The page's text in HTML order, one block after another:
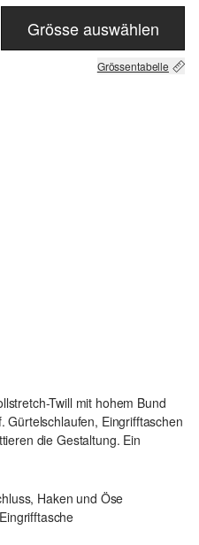
Grösse auswählen
Grössentabelle
Twill mit hohem Bund
Gürtelschlaufen, Eingrifftaschen
die Gestaltung. Ein
Haken und Öse